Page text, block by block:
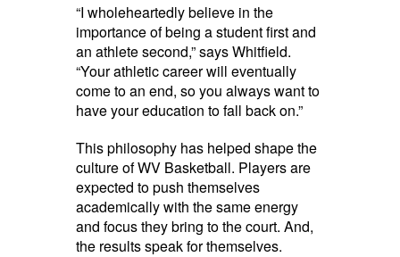
“I wholeheartedly believe in the
importance of being a student first and
an athlete second,” says Whitfield.
“Your athletic career will eventually
come to an end, so you always want to
have your education to fall back on.”
This philosophy has helped shape the
culture of WV Basketball. Players are
expected to push themselves
academically with the same energy
and focus they bring to the court. And,
the results speak for themselves.